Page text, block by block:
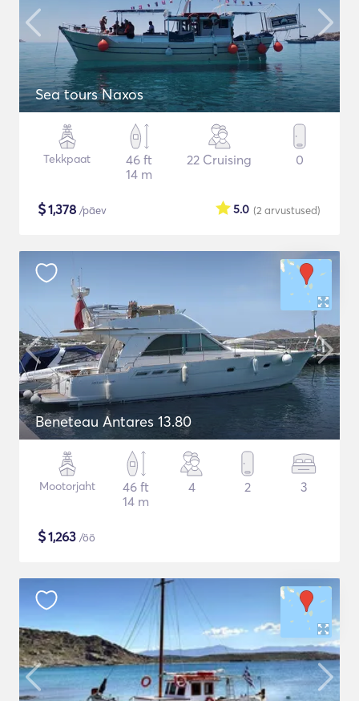
Sea tours Naxos
Tekkpaat
46 ft
14 m
22 Cruising 0
$1,378 /päev (2 arvustused)
5.0
Beneteau Antares 13.80
Mootorjaht
46 ft
14 m
4 2 3
$1,263 /öö